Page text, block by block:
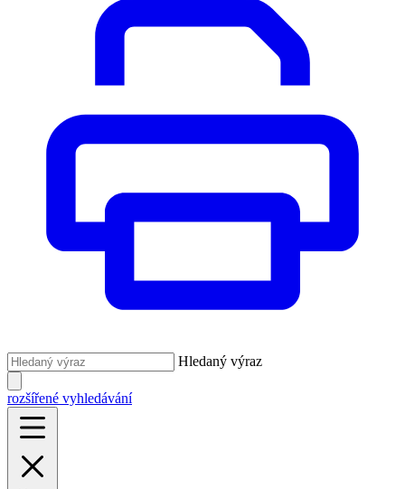
Hledaný výraz
rozšířené vyhledávání